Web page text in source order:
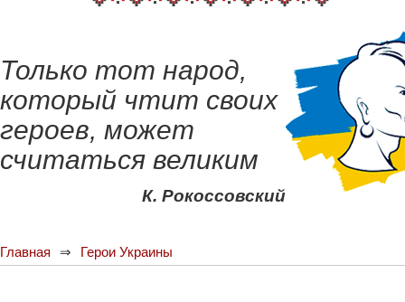
Только тот народ,
который чтит своих
героев, может
считаться великим
К. Рокоссовский
Главная Герои Украины